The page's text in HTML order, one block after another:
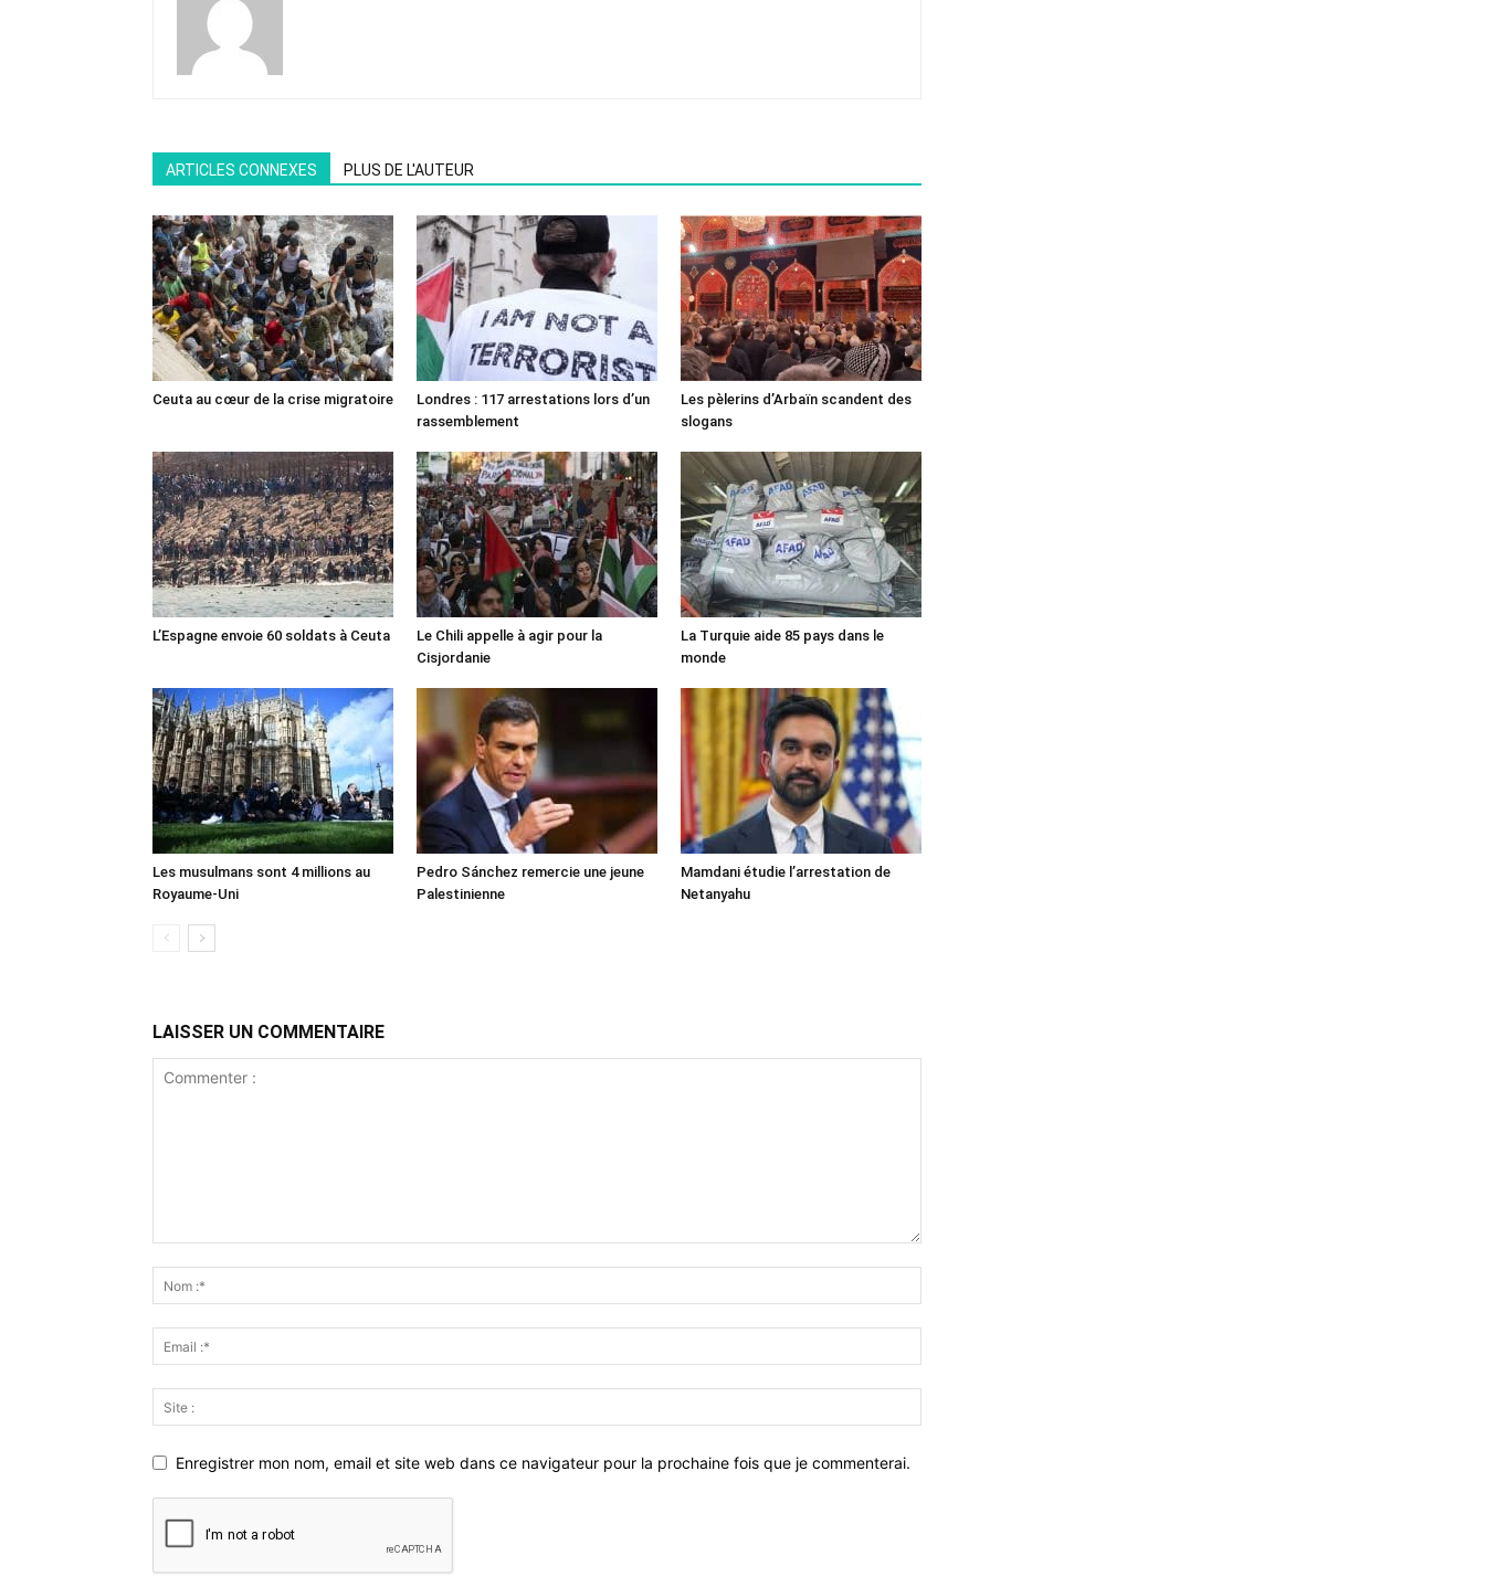
ARTICLES CONNEXES PLUS DE L'AUTEUR
Ceuta au cœur de la crise migratoire
Londres : 117 arrestations lors d’un
rassemblement
Les pèlerins d’Arbaïn scandent des
slogans
L’Espagne envoie 60 soldats à Ceuta
Le Chili appelle à agir pour la
Cisjordanie
La Turquie aide 85 pays dans le
monde
Les musulmans sont 4 millions au
Royaume-Uni
Pedro Sánchez remercie une jeune
Palestinienne
Mamdani étudie l’arrestation de
Netanyahu
LAISSER UN COMMENTAIRE
Enregistrer mon nom, email et site web dans ce navigateur pour la prochaine fois que je commenterai.